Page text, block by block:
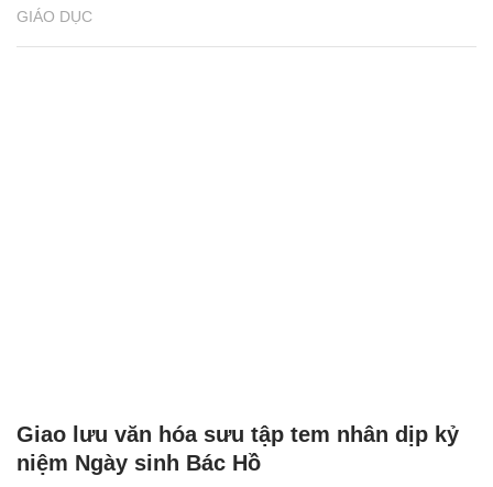
GIÁO DỤC
Giao lưu văn hóa sưu tập tem nhân dịp kỷ
niệm Ngày sinh Bác Hồ